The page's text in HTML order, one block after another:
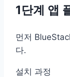
1단계 앱
먼저
다.
설치 과정